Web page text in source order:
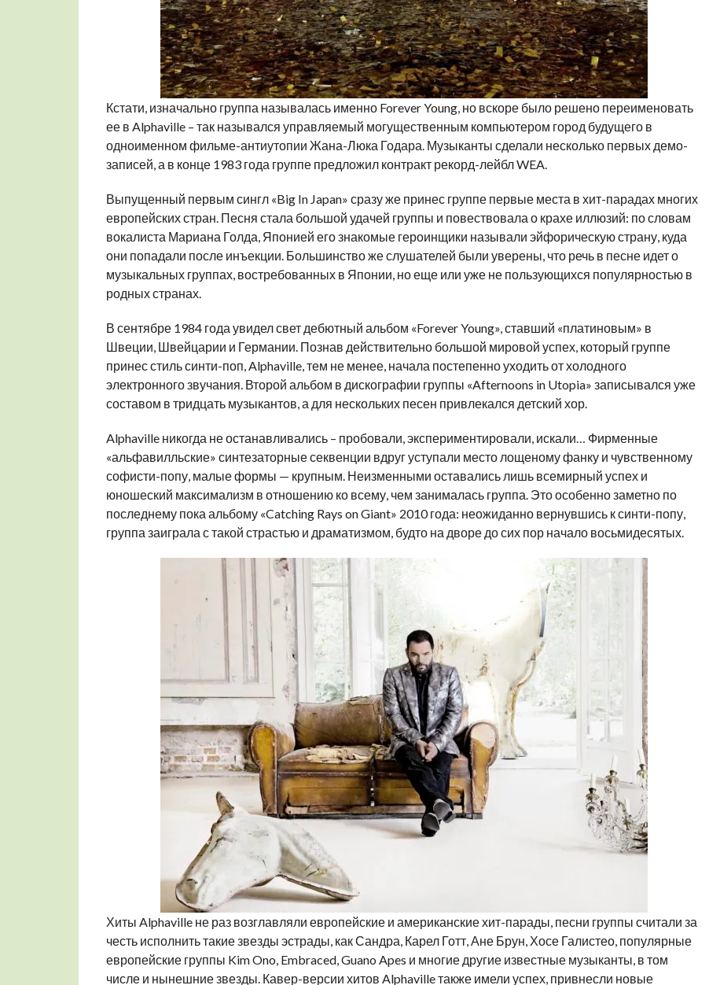
Кстати, изначально группа называлась именно Forever Young, но вскоре было решено переименовать
ее в Alphaville – так назывался управляемый могущественным компьютером город будущего в
одноименном фильме-антиутопии Жана-Люка Годара. Музыканты сделали несколько первых демо-
записей, а в конце 1983 года группе предложил контракт рекорд-лейбл WEA.
Выпущенный первым сингл «Big In Japan» сразу же принес группе первые места в хит-парадах многих
европейских стран. Песня стала большой удачей группы и повествовала о крахе иллюзий: по словам
вокалиста Мариана Голда, Японией его знакомые героинщики называли эйфорическую страну, куда
они попадали после инъекции. Большинство же слушателей были уверены, что речь в песне идет о
музыкальных группах, востребованных в Японии, но еще или уже не пользующихся популярностью в
родных странах.
В сентябре 1984 года увидел свет дебютный альбом «Forever Young», ставший «платиновым» в
Швеции, Швейцарии и Германии. Познав действительно большой мировой успех, который группе
принес стиль синти-поп, Alphaville, тем не менее, начала постепенно уходить от холодного
электронного звучания. Второй альбом в дискографии группы «Afternoons in Utopia» записывался уже
составом в тридцать музыкантов, а для нескольких песен привлекался детский хор.
Alphaville никогда не останавливались – пробовали, экспериментировали, искали… Фирменные
«альфавилльские» синтезаторные секвенции вдруг уступали место лощеному фанку и чувственному
софисти-попу, малые формы — крупным. Неизменными оставались лишь всемирный успех и
юношеский максимализм в отношению ко всему, чем занималась группа. Это особенно заметно по
последнему пока альбому «Catching Rays on Giant» 2010 года: неожиданно вернувшись к синти-попу,
группа заиграла с такой страстью и драматизмом, будто на дворе до сих пор начало восьмидесятых.
Хиты Alphaville не раз возглавляли европейские и американские хит-парады, песни группы считали за
честь исполнить такие звезды эстрады, как Сандра, Карел Готт, Ане Брун, Хосе Галистео, популярные
европейские группы Kim Ono, Embraced, Guano Apes и многие другие известные музыканты, в том
числе и нынешние звезды. Кавер-версии хитов Alphaville также имели успех, привнесли новые